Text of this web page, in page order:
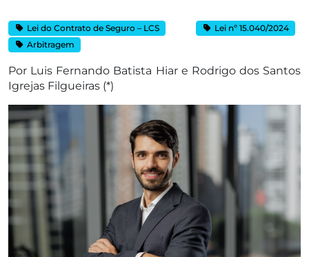
Lei do Contrato de Seguro – LCS
Lei nº 15.040/2024
Arbitragem
Por Luis Fernando Batista Hiar e Rodrigo dos Santos
Igrejas Filgueiras (*)